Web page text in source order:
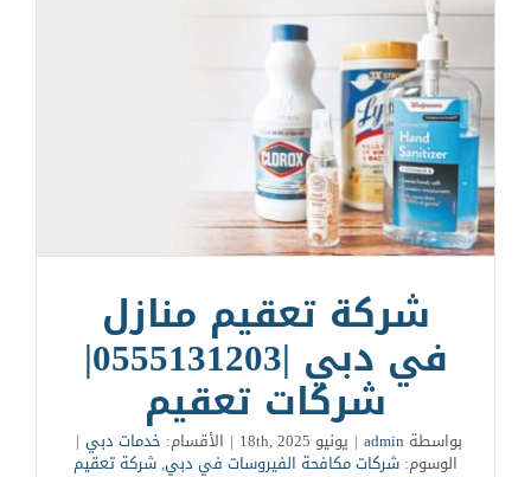
شركة تعقيم منازل
في دبي |0555131203|
شركات تعقيم
بواسطةadmin
| يونيو 18th, 2025 | الأقسام: خدمات دبي |
الوسوم: شركات مكافحة الفيروسات في دبي,شركة تعقيم